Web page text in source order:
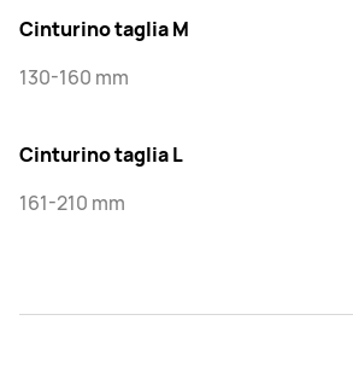
Cinturino taglia M
130-160 mm
Cinturino taglia L
161-210 mm